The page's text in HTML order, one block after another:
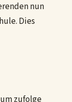
nun
Dies
zufolge